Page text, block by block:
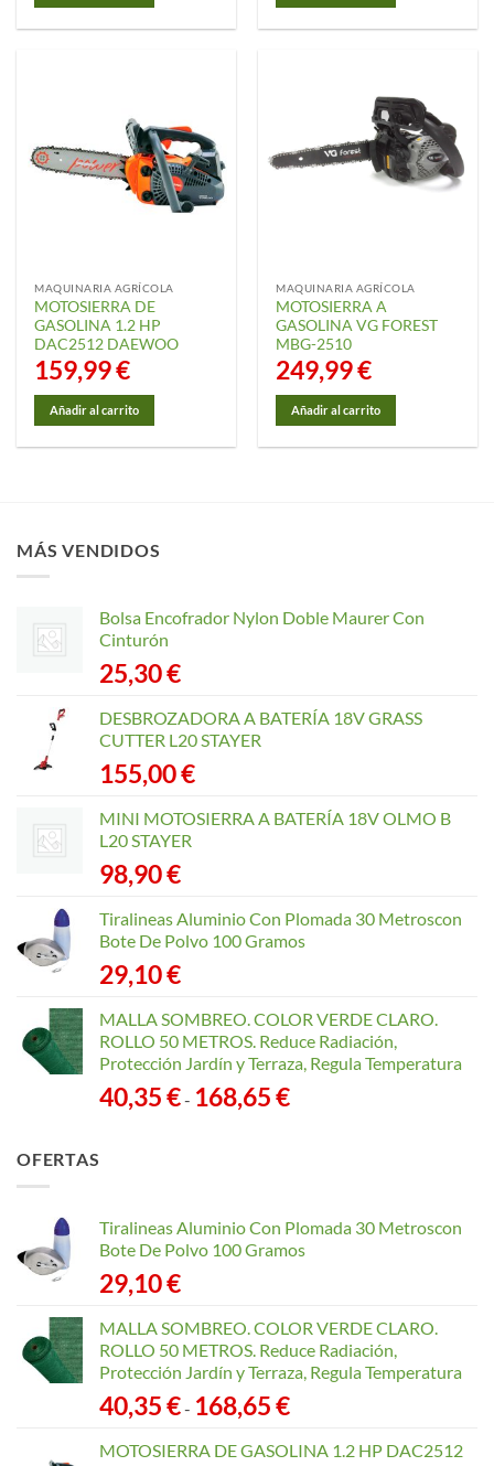
MAQUINARIA AGRÍCOLA
MOTOSIERRA DE
GASOLINA 1.2 HP
DAC2512 DAEWOO
159,99€
Añadir al carrito
MAQUINARIA AGRÍCOLA
MOTOSIERRA A
GASOLINA VG FOREST
MBG-2510
249,99€
Añadir al carrito
MÁS VENDIDOS
Bolsa Encofrador Nylon Doble Maurer Con
Cinturón
25,30€
DESBROZADORA A BATERÍA 18V GRASS
CUTTER L20 STAYER
155,00€
MINI MOTOSIERRA A BATERÍA 18V OLMO B
L20 STAYER
98,90€
Tiralineas Aluminio Con Plomada 30 Metroscon
Bote De Polvo 100 Gramos
29,10€
MALLA SOMBREO. COLOR VERDE CLARO.
ROLLO 50 METROS. Reduce Radiación,
Protección Jardín y Terraza, Regula Temperatura
40,35€- 168,65€Rango
168,65 €
OFERTAS
Tiralineas Aluminio Con Plomada 30 Metroscon
Bote De Polvo 100 Gramos
29,10€
MALLA SOMBREO. COLOR VERDE CLARO.
ROLLO 50 METROS. Reduce Radiación,
Protección Jardín y Terraza, Regula Temperatura
40,35€- 168,65€Rango
precios:
MOTOSIERRA DE GASOLINA 1.2 HP DAC2512